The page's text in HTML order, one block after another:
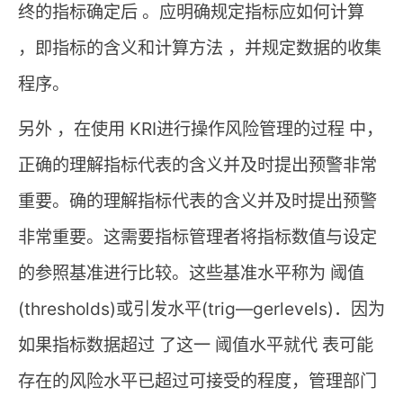
终的指标确定后 。应明确规定指标应如何计算
，即指标的含义和计算方法 ，并规定数据的收集
程序。
另外 ，在使用 KRI进行操作风险管理的过程 中，
正确的理解指标代表的含义并及时提出预警非常
重要。确的理解指标代表的含义并及时提出预警
非常重要。这需要指标管理者将指标数值与设定
的参照基准进行比较。这些基准水平称为 阈值
(thresholds)或引发水平(trig—gerlevels)．因为
如果指标数据超过 了这一 阈值水平就代 表可能
存在的风险水平已超过可接受的程度，管理部门